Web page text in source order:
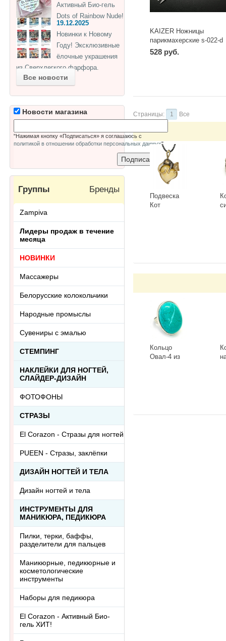
KAIZER Ножницы
парикмахерские s-022-d
528 руб.
Страницы: 1 Все
Подвеска
Кот
Кольцо
Овал-4 из
Активный Био-гель
Dots of Rainbow Nude!
19.12.2025
Новинки к Новому
Году! Эксклюзивные
ёлочные украшения
из Сверхлегкого фарфора.
Все новости
Новости магазина
"Нажимая кнопку «Подписаться» я соглашаюсь с
политикой в отношении обработки персональных данных"
Группы Бренды
Zampiva
Лидеры продаж в течение
месяца
НОВИНКИ
Массажеры
Белорусские колокольчики
Народные промыслы
Сувениры с эмалью
СТЕМПИНГ
НАКЛЕЙКИ ДЛЯ НОГТЕЙ,
СЛАЙДЕР-ДИЗАЙН
ФОТОФОНЫ
СТРАЗЫ
El Corazon - Стразы для ногтей
PUEEN - Cтразы, заклёпки
ДИЗАЙН НОГТЕЙ И ТЕЛА
Дизайн ногтей и тела
ИНСТРУМЕНТЫ ДЛЯ
МАНИКЮРА, ПЕДИКЮРА
Пилки, терки, баффы,
разделители для пальцев
Маникюрные, педикюрные и
косметологические
инструменты
Наборы для педикюра
El Corazon - Активный Био-
гель ХИТ!